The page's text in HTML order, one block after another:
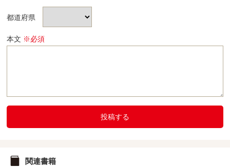
都道府県
本文 ※必須
投稿する
関連書籍